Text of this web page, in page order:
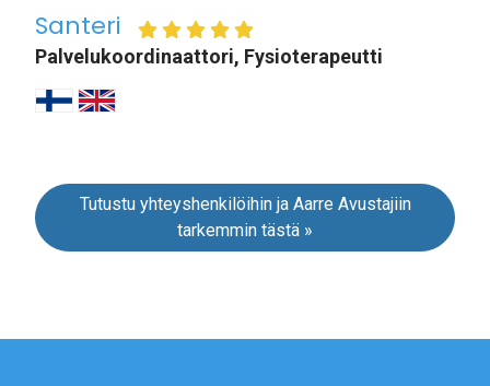
Santeri
Palvelukoordinaattori, Fysioterapeutti
Tutustu yhteyshenkilöihin ja Aarre Avustajiin
tarkemmin tästä »